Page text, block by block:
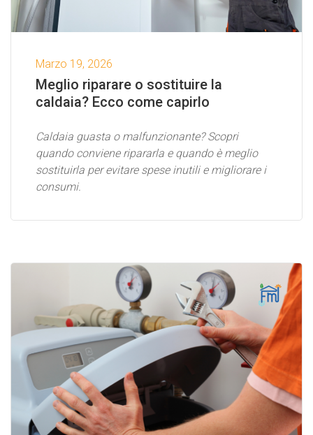
Marzo 19, 2026
Meglio riparare o sostituire la
caldaia? Ecco come capirlo
Caldaia guasta o malfunzionante? Scopri
quando conviene ripararla e quando è meglio
sostituirla per evitare spese inutili e migliorare i
consumi.